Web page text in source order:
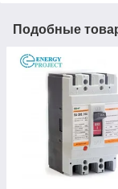
Подобные